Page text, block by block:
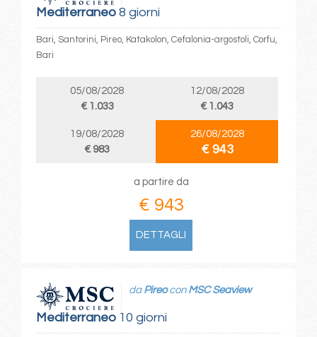
Mediterraneo8 giorni
Bari, Santorini, Pireo, Katakolon, Cefalonia-argostoli, Corfu,
Bari
05/08/2028
€ 1.033
12/08/2028
€ 1.043
19/08/2028
€ 983
26/08/2028
€ 943
a partire da
€ 943
DETTAGLI
Mediterraneo10 giorni
da Pireocon MSC Seaview